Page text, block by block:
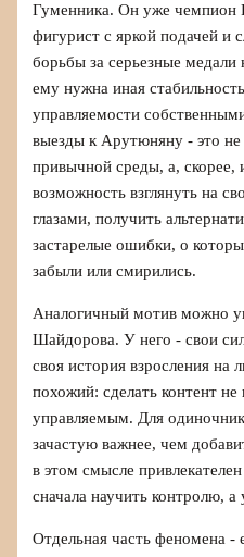
Гуменника. Он уже чемпион
фигурист с яркой подачей
борьбы за серьезные
ему нужна иная
управляемости
выезды к Арутюняну - это
привычной среды, а, скорее,
возможность взглянуть на
глазами, получить
застарелые ошибки, о
забыли или смирились.
Аналогичный мотив можно
Шайдорова. У него - свои
своя история взросления на
похожий: сделать контент
управляемым. Для
зачастую важнее, чем
в этом смысле
сначала научить контролю,
Отдельная часть феномена -